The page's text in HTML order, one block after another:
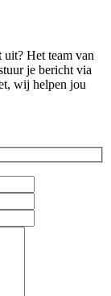
uit? Het team van
je bericht via
wij helpen jou